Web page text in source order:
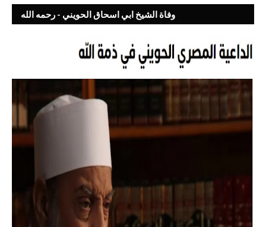
وفاة الشيخ ابي اسحاق الحويني - رحمه الله